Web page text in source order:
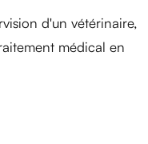
d'un vétérinaire,
médical en